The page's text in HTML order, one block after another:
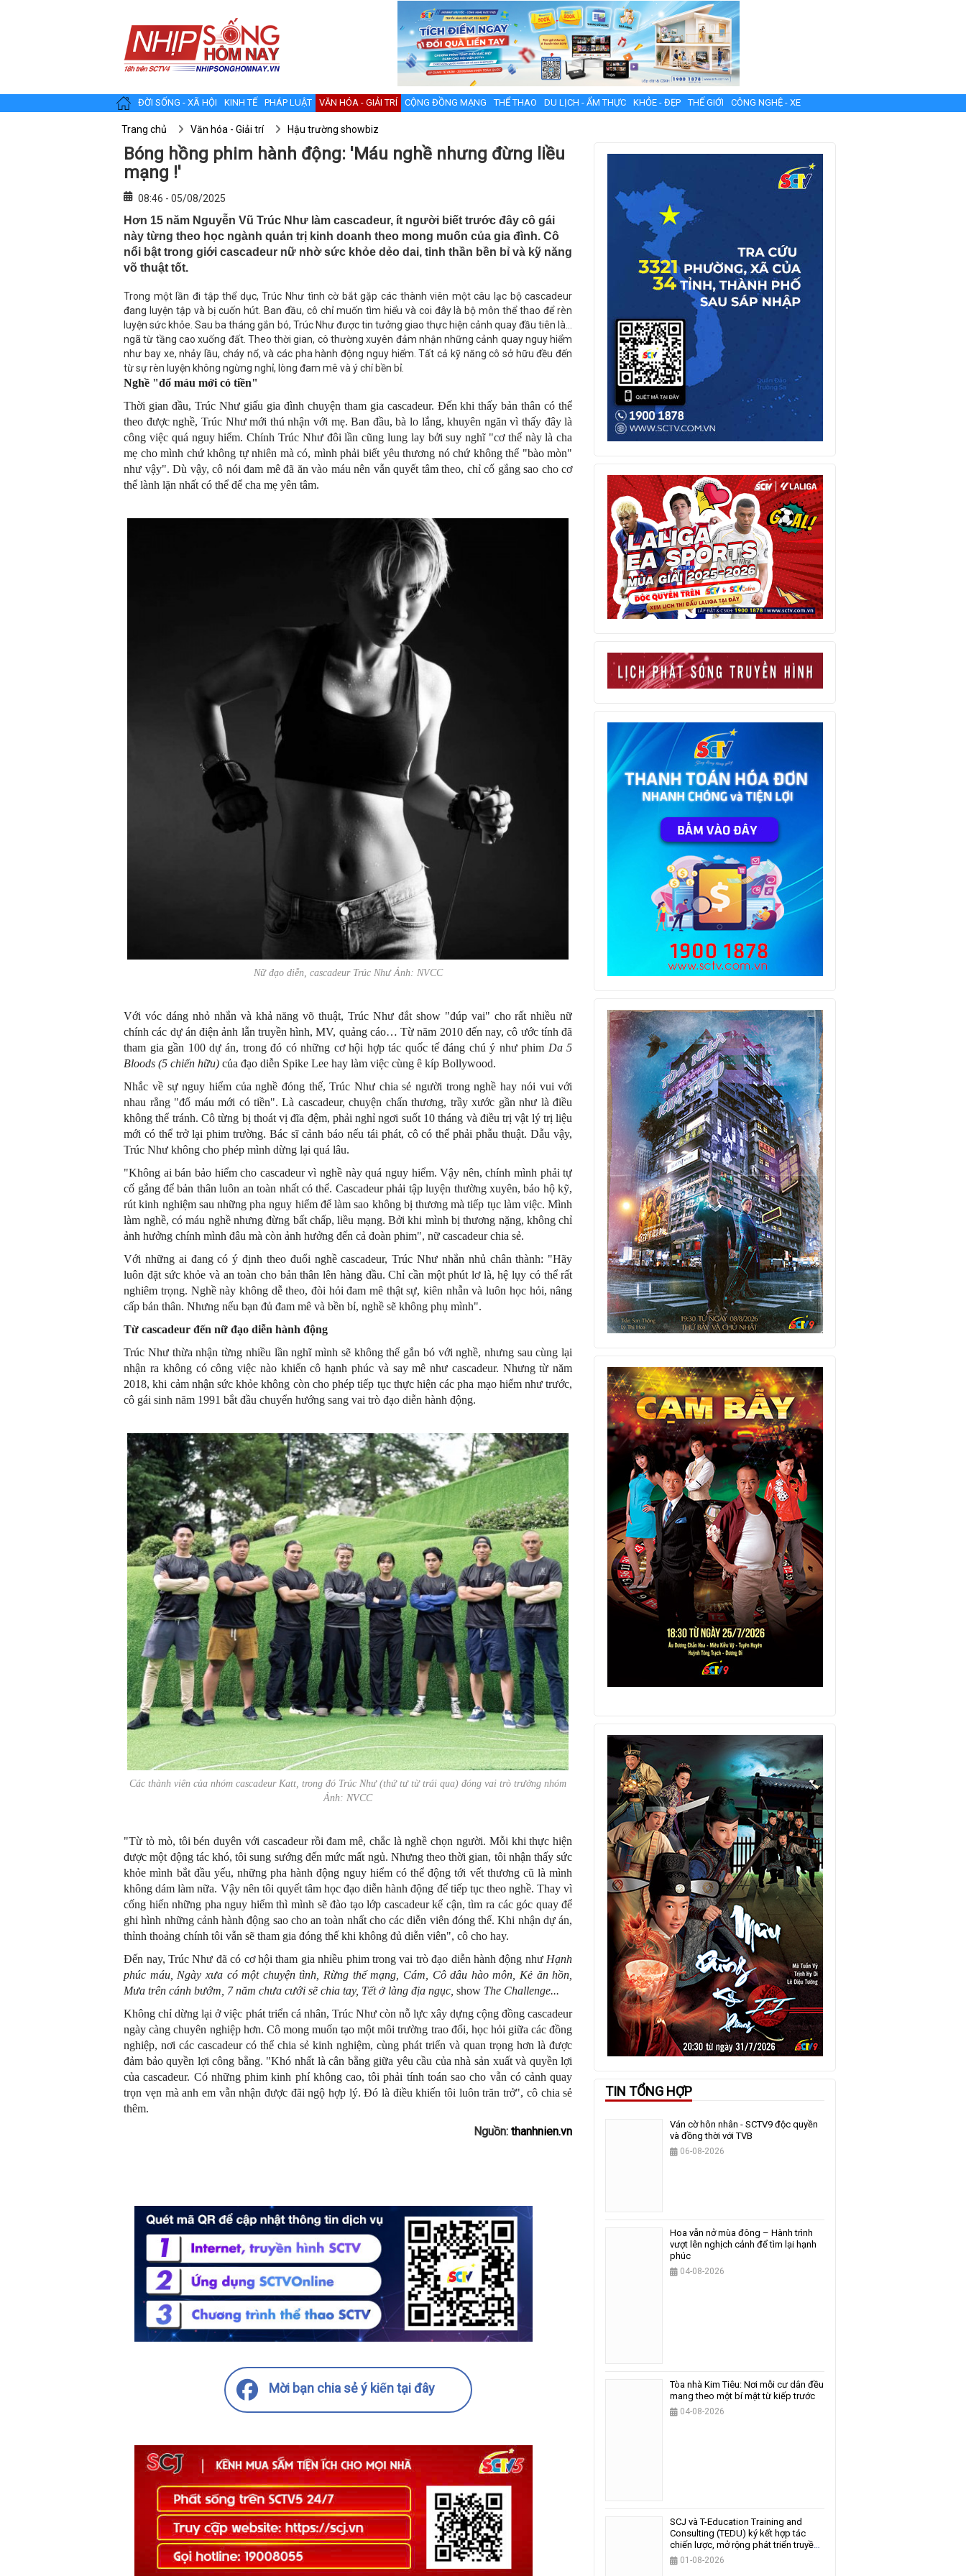
ĐỜI SỐNG - XÃ HỘI KINH TẾ PHÁP LUẬT VĂN HÓA - GIẢI TRÍ CỘNG ĐỒNG MẠNG THỂ THAO DU LỊCH - ẨM THỰC KHỎE - ĐẸP THẾ GIỚI CÔNG NGHỆ - XE
Trang chủ Văn hóa - Giải trí Hậu trường showbiz
Bóng hồng phim hành động: 'Máu nghề nhưng đừng liều
mạng !'
08:46 - 05/08/2025
Hơn 15 năm Nguyễn Vũ Trúc Như làm cascadeur, ít người biết trước đây cô gái
này từng theo học ngành quản trị kinh doanh theo mong muốn của gia đình. Cô
nổi bật trong giới cascadeur nữ nhờ sức khỏe dẻo dai, tinh thần bền bỉ và kỹ năng
võ thuật tốt.
Trong một lần đi tập thể dục, Trúc Như tình cờ bắt gặp các thành viên một câu lạc bộ cascadeur
đang luyện tập và bị cuốn hút. Ban đầu, cô chỉ muốn tìm hiểu và coi đây là bộ môn thể thao để rèn
luyện sức khỏe. Sau ba tháng gắn bó, Trúc Như được tin tưởng giao thực hiện cảnh quay đầu tiên là...
ngã từ tầng cao xuống đất. Theo thời gian, cô thường xuyên đảm nhận những cảnh quay nguy hiểm
như bay xe, nhảy lầu, cháy nổ, và các pha hành động nguy hiểm. Tất cả kỹ năng cô sở hữu đều đến
từ sự rèn luyện không ngừng nghỉ, lòng đam mê và ý chí bền bỉ.
Nghề "đổ máu mới có tiền"
Thời gian đầu, Trúc Như giấu gia đình chuyện tham gia cascadeur. Đến khi thấy bản thân có thể
theo được nghề, Trúc Như mới thú nhận với mẹ. Ban đầu, bà lo lắng, khuyên ngăn vì thấy đây là
công việc quá nguy hiểm. Chính Trúc Như đôi lần cũng lung lay bởi suy nghĩ "cơ thể này là cha
mẹ cho mình chứ không tự nhiên mà có, mình phải biết yêu thương nó chứ không thể "bào mòn"
như vậy". Dù vậy, cô nói đam mê đã ăn vào máu nên vẫn quyết tâm theo, chỉ cố gắng sao cho cơ
thể lành lặn nhất có thể để cha mẹ yên tâm.
Nữ đạo diễn, cascadeur Trúc Như Ảnh: NVCC
Với vóc dáng nhỏ nhắn và khả năng võ thuật, Trúc Như đắt show "đúp vai" cho rất nhiều nữ
chính các dự án điện ảnh lẫn truyền hình, MV, quảng cáo… Từ năm 2010 đến nay, cô ước tính đã
tham gia gần 100 dự án, trong đó có những cơ hội hợp tác quốc tế đáng chú ý như phim Da 5
Bloods (5 chiến hữu)của đạo diễn Spike Lee hay làm việc cùng ê kíp Bollywood.
Nhắc về sự nguy hiểm của nghề đóng thế, Trúc Như chia sẻ người trong nghề hay nói vui với
nhau rằng "đổ máu mới có tiền". Là cascadeur, chuyện chấn thương, trầy xước gần như là điều
không thể tránh. Cô từng bị thoát vị đĩa đệm, phải nghỉ ngơi suốt 10 tháng và điều trị vật lý trị liệu
mới có thể trở lại phim trường. Bác sĩ cảnh báo nếu tái phát, cô có thể phải phẫu thuật. Dẫu vậy,
Trúc Như không cho phép mình dừng lại quá lâu.
"Không ai bán bảo hiểm cho cascadeur vì nghề này quá nguy hiểm. Vậy nên, chính mình phải tự
cố gắng để bản thân luôn an toàn nhất có thể. Cascadeur phải tập luyện thường xuyên, bảo hộ kỹ,
rút kinh nghiệm sau những pha nguy hiểm để làm sao không bị thương mà tiếp tục làm việc. Mình
làm nghề, có máu nghề nhưng đừng bất chấp, liều mạng. Bởi khi mình bị thương nặng, không chỉ
ảnh hưởng chính mình đâu mà còn ảnh hưởng đến cả đoàn phim", nữ cascadeur chia sẻ.
Với những ai đang có ý định theo đuổi nghề cascadeur, Trúc Như nhắn nhủ chân thành: "Hãy
luôn đặt sức khỏe và an toàn cho bản thân lên hàng đầu. Chỉ cần một phút lơ là, hệ lụy có thể rất
nghiêm trọng. Nghề này không dễ theo, đòi hỏi đam mê thật sự, kiên nhẫn và luôn học hỏi, nâng
cấp bản thân. Nhưng nếu bạn đủ đam mê và bền bỉ, nghề sẽ không phụ mình".
Từ cascadeur đến nữ đạo diễn hành động
Trúc Như thừa nhận từng nhiều lần nghĩ mình sẽ không thể gắn bó với nghề, nhưng sau cùng lại
nhận ra không có công việc nào khiến cô hạnh phúc và say mê như cascadeur. Nhưng từ năm
2018, khi cảm nhận sức khỏe không còn cho phép tiếp tục thực hiện các pha mạo hiểm như trước,
cô gái sinh năm 1991 bắt đầu chuyển hướng sang vai trò đạo diễn hành động.
Các thành viên của nhóm cascadeur Katt, trong đó Trúc Như(thứ tư từ trái qua) đóng vai trò trưởng nhóm
Ảnh: NVCC
"Từ tò mò, tôi bén duyên với cascadeur rồi đam mê, chắc là nghề chọn người. Mỗi khi thực hiện
được một động tác khó, tôi sung sướng đến mức mất ngủ. Nhưng theo thời gian, tôi nhận thấy sức
khỏe mình bắt đầu yếu, những pha hành động nguy hiểm có thể động tới vết thương cũ là mình
không dám làm nữa. Vậy nên tôi quyết tâm học đạo diễn hành động để tiếp tục theo nghề. Thay vì
cống hiến những pha nguy hiểm thì mình sẽ đào tạo lớp cascadeur kế cận, tìm ra các góc quay để
ghi hình những cảnh hành động sao cho an toàn nhất cho các diễn viên đóng thế. Khi nhận dự án,
thỉnh thoảng chính tôi vẫn sẽ tham gia đóng thế khi không đủ diễn viên", cô cho hay.
Đến nay, Trúc Như đã có cơ hội tham gia nhiều phim trong vai trò đạo diễn hành động như Hạnh
phúc máu, Ngày xưa có một chuyện tình, Rừng thế mạng, Cám, Cô dâu hào môn, Kẻ ăn hồn,
Mưa trên cánh bướm, 7 năm chưa cưới sẽ chia tay, Tết ở làng địa ngục,show The Challenge...
Không chỉ dừng lại ở việc phát triển cá nhân, Trúc Như còn nỗ lực xây dựng cộng đồng cascadeur
ngày càng chuyên nghiệp hơn. Cô mong muốn tạo một môi trường trao đổi, học hỏi giữa các đồng
nghiệp, nơi các cascadeur có thể chia sẻ kinh nghiệm, cùng phát triển và quan trọng hơn là được
đảm bảo quyền lợi công bằng. "Khó nhất là cân bằng giữa yêu cầu của nhà sản xuất và quyền lợi
của cascadeur. Có những phim kinh phí không cao, tôi phải tính toán sao cho vẫn có cảnh quay
trọn vẹn mà anh em vẫn nhận được đãi ngộ hợp lý. Đó là điều khiến tôi luôn trăn trở", cô chia sẻ
thêm.
Nguồn:thanhnien.vn
Mời bạn chia sẻ ý kiến tại đây
TIN TỔNG HỢP
Ván cờ hôn nhân - SCTV9 độc quyền
và đồng thời với TVB
06-08-2026
Hoa vẫn nở mùa đông – Hành trình
vượt lên nghịch cảnh để tìm lại hạnh
phúc
04-08-2026
Tòa nhà Kim Tiêu: Nơi mỗi cư dân đều
mang theo một bí mật từ kiếp trước
04-08-2026
SCJ và T-Education Training and
Consulting (TEDU) ký kết hợp tác
chiến lược, mở rộng phát triển truyền
thông và giáo dục
01-08-2026